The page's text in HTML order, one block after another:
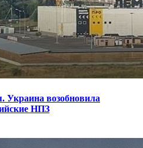
Украина возобновила
НПЗ